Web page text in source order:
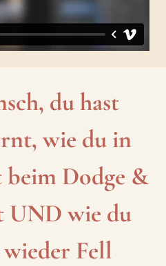
du hast
wie du in
Dodge &
UND wie du
Fell